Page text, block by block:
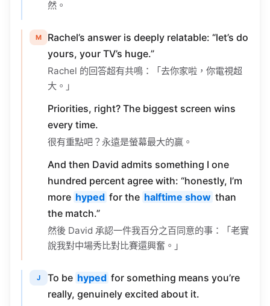
yours, your TV’s huge.”
Rachel 的回答超有共鳴：「去你家啦，你電視超
大。」
Priorities, right? The biggest screen wins
every time.
很有重點吧？永遠是螢幕最大的贏。
And then David admits something I one
hundred percent agree with: “honestly, I’m
morehypedfor thehalftime show than
the match.”
然後 David 承認一件我百分之百同意的事：「老實
說我對中場秀比對比賽還興奮。」
really, genuinely excited about it.
be hyped for 某件事，就是你真的超級期待它。